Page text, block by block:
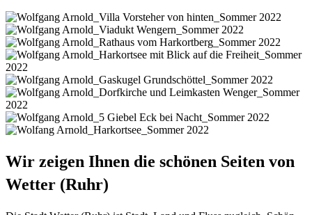
Wir zeigen Ihnen die schönen Seiten von
Wetter (Ruhr)